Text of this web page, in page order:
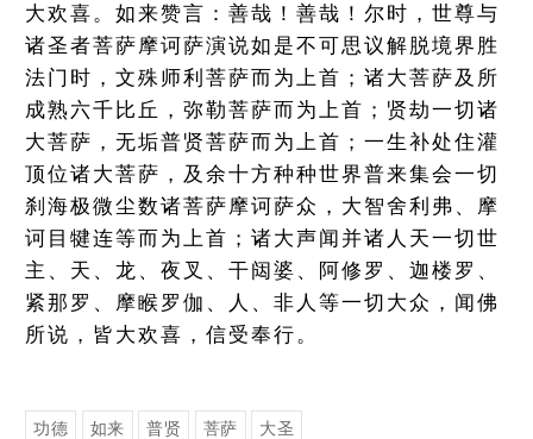
大欢喜。如来赞言：善哉！善哉！尔时，世尊与
诸圣者菩萨摩诃萨演说如是不可思议解脱境界胜
法门时，文殊师利菩萨而为上首；诸大菩萨及所
成熟六千比丘，弥勒菩萨而为上首；贤劫一切诸
大菩萨，无垢普贤菩萨而为上首；一生补处住灌
顶位诸大菩萨，及余十方种种世界普来集会一切
刹海极微尘数诸菩萨摩诃萨众，大智舍利弗、摩
诃目犍连等而为上首；诸大声闻并诸人天一切世
主、天、龙、夜叉、干闼婆、阿修罗、迦楼罗、
紧那罗、摩睺罗伽、人、非人等一切大众，闻佛
所说，皆大欢喜，信受奉行。
功德 如来 普贤 菩萨 大圣